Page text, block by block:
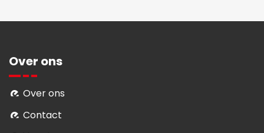
Over ons
Over ons
Contact